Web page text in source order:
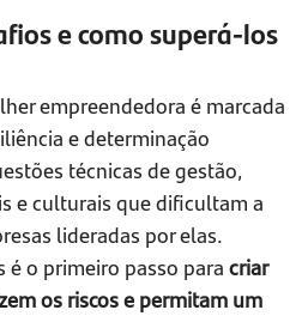
e como superá-los
empreendedora é marcada
e determinação
técnicas de gestão,
e culturais que dificultam a
lideradas por elas.
o primeiro passo para criar
os riscos e permitam um